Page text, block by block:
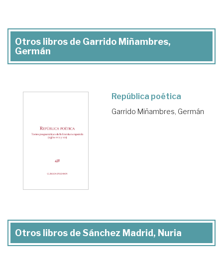
Otros libros de Garrido Miñambres,
Germán
República poética
Garrido Miñambres, Germán
Otros libros de Sánchez Madrid, Nuria